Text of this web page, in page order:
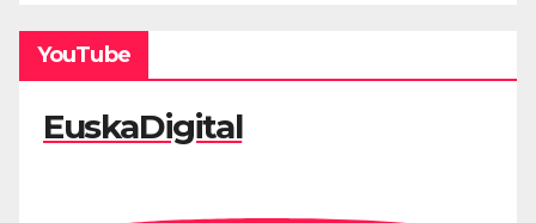
YouTube
EuskaDigital